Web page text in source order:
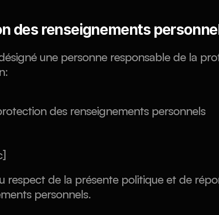
des renseignements
une personne responsable de la
des renseignements personnels
respect de la présente politique et de
personnels.